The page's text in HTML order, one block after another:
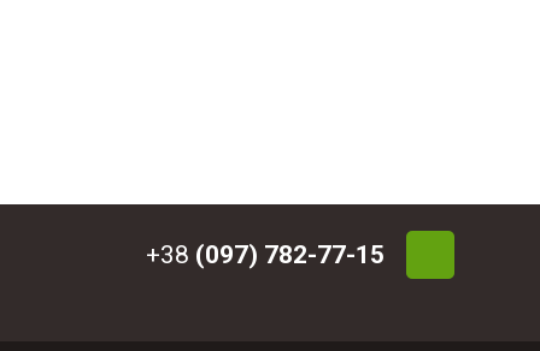
+38 (097) 782-77-15